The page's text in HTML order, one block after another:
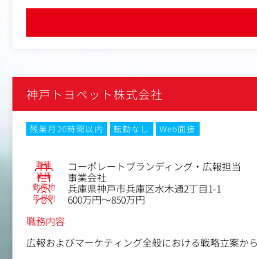
・デジタルマーケティングの戦略策定と運用管理（
・地域貢献活動およびステークホルダー対応（自治
など
神戸トヨペット株式会社
残業月20時間以内 転勤なし
Web面接
職種 コーポレートブランディング・広報担当
業種 事業会社
勤務地 兵庫県神戸市兵庫区水木通2丁目1-1
年収例
600万円～850万円
職務内容
広報およびマーケティング全般における戦略立案か